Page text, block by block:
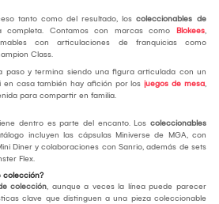
tanto como del resultado, los coleccionables de
completa. Contamos con marcas como Blokees,
con articulaciones de franquicias como
Class.
paso y termina siendo una figura articulada con un
en casa también hay afición por los juegos de mesa,
para compartir en familia.
dentro es parte del encanto. Los coleccionables
incluyen las cápsulas Miniverse de MGA, con
Diner y colaboraciones con Sanrio, además de sets
Flex.
colección?
colección, aunque a veces la línea puede parecer
clave que distinguen a una pieza coleccionable